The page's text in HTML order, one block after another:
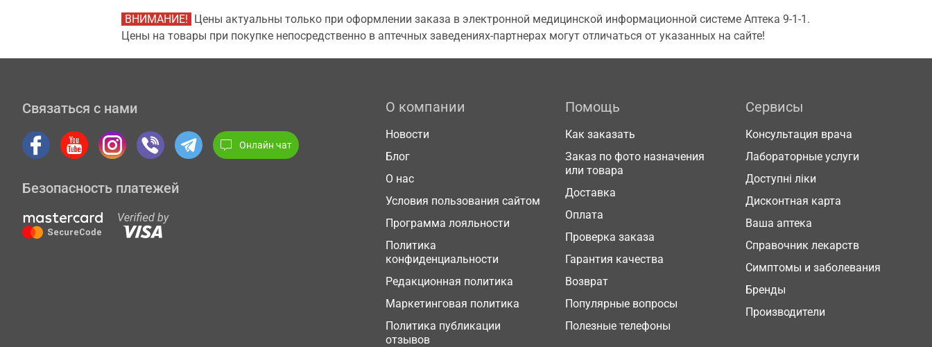
ВНИМАНИЕ! Цены актуальны только при оформлении заказа в электронной медицинской информационной системе Аптека 9-1-1.
Цены на товары при покупке непосредственно в аптечных заведениях-партнерах могут отличаться от указанных на сайте!
Связаться с нами
Онлайн чат
Безопасность платежей
О компании
Новости
Блог
О нас
Условия пользования сайтом
Программа лояльности
Политика
конфиденциальности
Редакционная политика
Маркетинговая политика
Политика публикации
отзывов
Помощь
Как заказать
Заказ по фото назначения
или товара
Доставка
Оплата
Проверка заказа
Гарантия качества
Возврат
Популярные вопросы
Полезные телефоны
Сервисы
Консультация врача
Лабораторные услуги
Доступні ліки
Дисконтная карта
Ваша аптека
Справочник лекарств
Симптомы и заболевания
Бренды
Производители